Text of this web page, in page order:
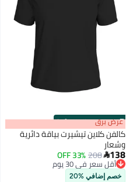
00m:00s
·
100% Left عرض برق
كالفن كلاين تيشيرت بياقة دائرية
وشعار
138
208
33% OFF
أقل سعر في 30 يوم
توصيل مجاني
أقل سعر في 30 يوم
خصم إضافي %20